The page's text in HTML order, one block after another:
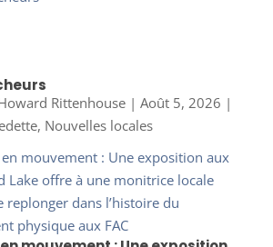
Rittenhouse| Août 5, 2026 |
, Nouvelles locales